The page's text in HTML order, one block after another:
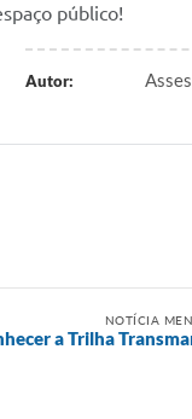
público!
Autor:
NOTÍCIA
a Trilha